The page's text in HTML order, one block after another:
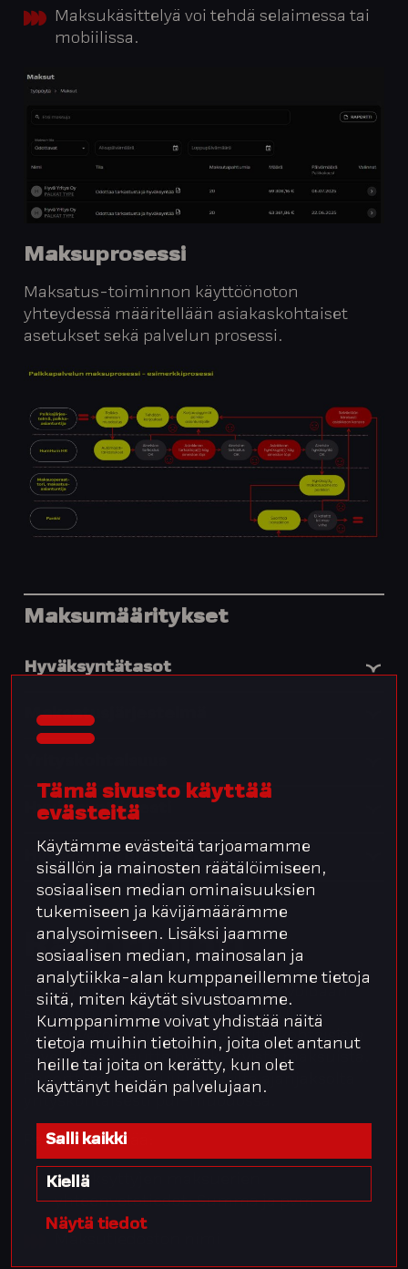
Tämä sivusto käyttää
evästeitä
Käytämme evästeitä tarjoamamme
sisällön ja mainosten räätälöimiseen,
sosiaalisen median ominaisuuksien
tukemiseen ja kävijämäärämme
analysoimiseen. Lisäksi jaamme
sosiaalisen median, mainosalan ja
analytiikka-alan kumppaneillemme tietoja
siitä, miten käytät sivustoamme.
Kumppanimme voivat yhdistää näitä
tietoja muihin tietoihin, joita olet antanut
heille tai joita on kerätty, kun olet
käyttänyt heidän palvelujaan.
Salli kaikki
Kiellä
Näytä tiedot
Maksukäsittelyä voi tehdä selaimessa tai
mobiilissa.
Maksuprosessi
Maksatus-toiminnon käyttöönoton
yhteydessä määritellään asiakaskohtaiset
asetukset sekä palvelun prosessi.
Maksumääritykset
Hyväksyntätasot
Maksatusjärjestelmä
Hyväksyntäviesti
Hyväksyjän oikeudet
Raportointi
Esimerkiksi tilintarkastajia varten voidaan
selaimen käyttöliittymästä ottaa ulos
yhteenvetoraportti kaikista yrityskohtaisista
sovelluksen kautta hyväksytyistä maksuista.
Raportti muodostuu halutulta ajanjaksolta
Raportti sisältää:
Hyväksyttyjen maksuerien
yhteenvetotiedot: Summa ja pvm